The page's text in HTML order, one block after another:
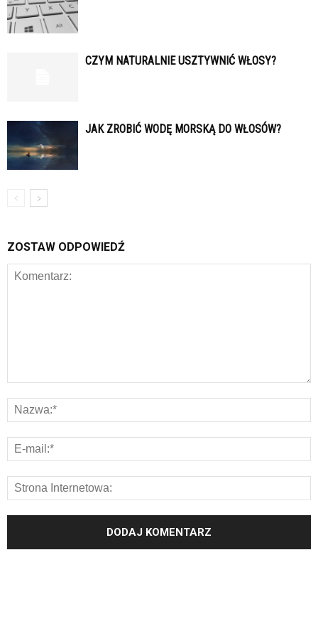
CZYM NATURALNIE USZTYWNIĆ WŁOSY?
JAK ZROBIĆ WODĘ MORSKĄ DO WŁOSÓW?
ZOSTAW ODPOWIEDŹ